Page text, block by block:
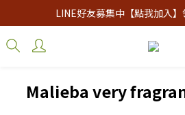
LINE好友募集中【點我加入】
Malieba very